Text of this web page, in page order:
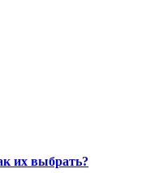
их выбрать?